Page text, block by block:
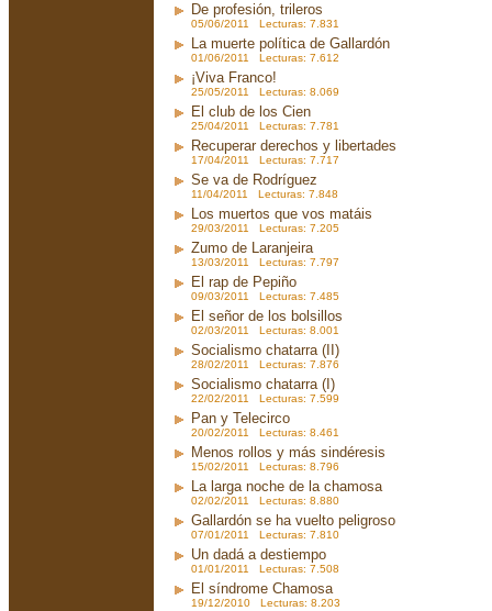
De profesión, trileros
05/06/2011 Lecturas: 7.831
La muerte política de Gallardón
01/06/2011 Lecturas: 7.612
¡Viva Franco!
25/05/2011 Lecturas: 8.069
El club de los Cien
25/04/2011 Lecturas: 7.781
Recuperar derechos y libertades
17/04/2011 Lecturas: 7.717
Se va de Rodríguez
11/04/2011 Lecturas: 7.848
Los muertos que vos matáis
29/03/2011 Lecturas: 7.205
Zumo de Laranjeira
13/03/2011 Lecturas: 7.797
El rap de Pepiño
09/03/2011 Lecturas: 7.485
El señor de los bolsillos
02/03/2011 Lecturas: 8.001
Socialismo chatarra (II)
28/02/2011 Lecturas: 7.876
Socialismo chatarra (I)
22/02/2011 Lecturas: 7.599
Pan y Telecirco
20/02/2011 Lecturas: 8.461
Menos rollos y más sindéresis
15/02/2011 Lecturas: 8.796
La larga noche de la chamosa
02/02/2011 Lecturas: 8.880
Gallardón se ha vuelto peligroso
07/01/2011 Lecturas: 7.810
Un dadá a destiempo
01/01/2011 Lecturas: 7.508
El síndrome Chamosa
19/12/2010 Lecturas: 8.203